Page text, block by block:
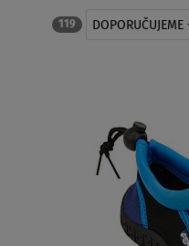
119 DOPORUČUJEME